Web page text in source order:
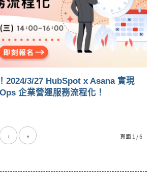
2024/3/27 HubSpot x Asana 實現
企業營運服務流程化！
頁面 1 / 6
› »